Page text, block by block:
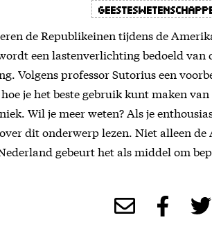
de Republikeinen tijdens de
een lastenverlichting bedoeld van
Volgens professor Sutorius een
je het beste gebruik kunt maken van
Wil je meer weten? Als je
dit onderwerp lezen. Niet alleen
gebeurt het als middel om